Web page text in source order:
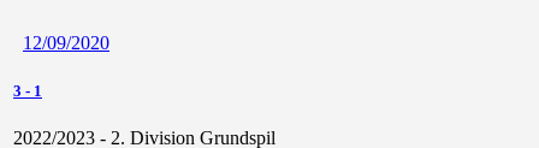
12/09/2020
3 - 1
2022/2023 - 2. Division Grundspil